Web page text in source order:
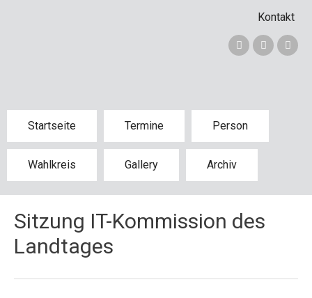
Kontakt
Startseite Termine Person
Wahlkreis Gallery Archiv
Sitzung IT-Kommission des
Landtages